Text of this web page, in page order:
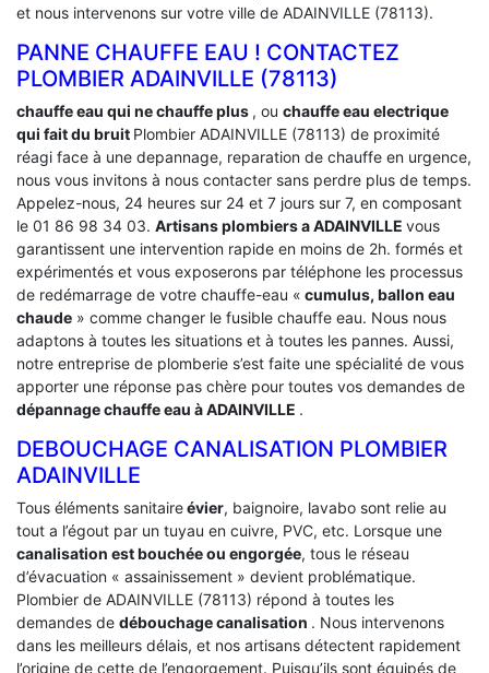
et nous intervenons sur votre ville de ADAINVILLE (78113).
PANNE CHAUFFE EAU ! CONTACTEZ
PLOMBIER ADAINVILLE (78113)
chauffe eau qui ne chauffe plus , ou chauffe eau electrique
qui fait du bruit Plombier ADAINVILLE (78113) de proximité
réagi face à une depannage, reparation de chauffe en urgence,
nous vous invitons à nous contacter sans perdre plus de temps.
Appelez-nous, 24 heures sur 24 et 7 jours sur 7, en composant
le 01 86 98 34 03. Artisans plombiers a ADAINVILLE vous
garantissent une intervention rapide en moins de 2h. formés et
expérimentés et vous exposerons par téléphone les processus
de redémarrage de votre chauffe-eau « cumulus, ballon eau
chaude » comme changer le fusible chauffe eau. Nous nous
adaptons à toutes les situations et à toutes les pannes. Aussi,
notre entreprise de plomberie s’est faite une spécialité de vous
apporter une réponse pas chère pour toutes vos demandes de
dépannage chauffe eau à ADAINVILLE .
DEBOUCHAGE CANALISATION PLOMBIER
ADAINVILLE
Tous éléments sanitaireévier, baignoire, lavabo sont relie au
tout a l’égout par un tuyau en cuivre, PVC, etc. Lorsque une
canalisation est bouchée ou engorgée, tous le réseau
d’évacuation « assainissement » devient problématique.
Plombier de ADAINVILLE (78113) répond à toutes les
demandes de débouchage canalisation . Nous intervenons
dans les meilleurs délais, et nos artisans détectent rapidement
l’origine de cette de l’engorgement. Puisqu’ils sont équipés de